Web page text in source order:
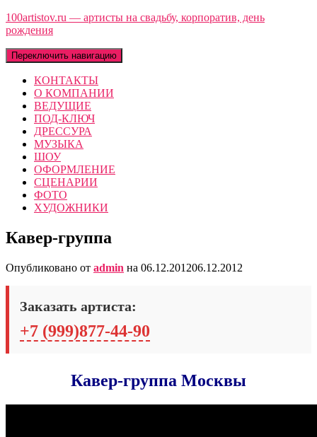
100artistov.ru — артисты на свадьбу, корпоратив, день
рождения
Переключить навигацию
КОНТАКТЫ
О КОМПАНИИ
ВЕДУЩИЕ
ПОД-КЛЮЧ
ДРЕССУРА
МУЗЫКА
ШОУ
ОФОРМЛЕНИЕ
СЦЕНАРИИ
ФОТО
ХУДОЖНИКИ
Кавер-группа
Опубликовано от admin на 06.12.201206.12.2012
Заказать артиста:
+7 (999)877-44-90
Кавер-группа Москвы